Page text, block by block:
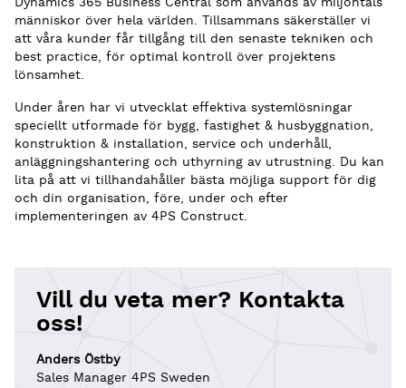
människor över hela världen. Tillsammans säkerställer vi
att våra kunder får tillgång till den senaste tekniken och
best practice, för optimal kontroll över projektens
lönsamhet.
Under åren har vi utvecklat effektiva systemlösningar
speciellt utformade för bygg, fastighet & husbyggnation,
konstruktion & installation, service och underhåll,
anläggningshantering och uthyrning av utrustning. Du kan
lita på att vi tillhandahåller bästa möjliga support för dig
och din organisation, före, under och efter
implementeringen av 4PS Construct.
Vill du veta mer? Kontakta
oss!
Anders Östby
Sales Manager 4PS Sweden